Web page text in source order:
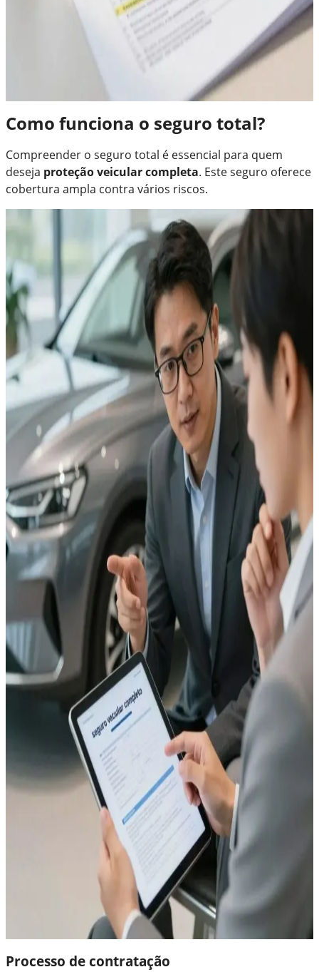
Como funciona o seguro total?
Compreender o seguro total é essencial para quem
deseja proteção veicular completa. Este seguro oferece
cobertura ampla contra vários riscos.
Processo de contratação